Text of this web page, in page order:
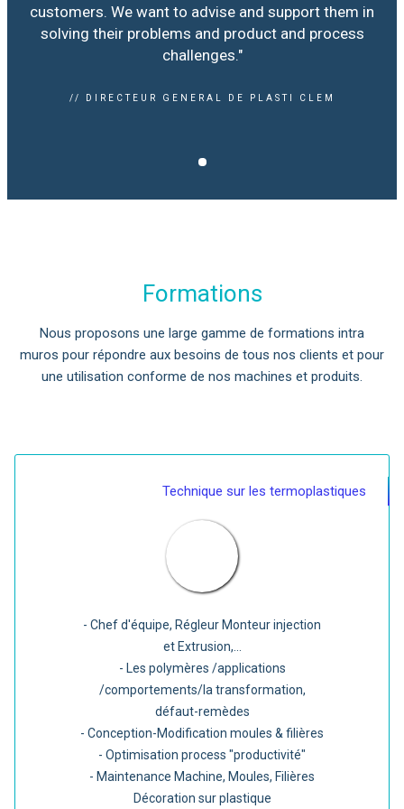
customers. We want to advise and support them in
solving their problems and product and process
challenges."
// DIRECTEUR GENERAL DE PLASTI CLEM
Formations
Nous proposons une large gamme de formations intra
muros pour répondre aux besoins de tous nos clients et pour
une utilisation conforme de nos machines et produits.
- Chef d'équipe, Régleur Monteur injection
et Extrusion,...
- Les polymères /applications
/comportements/la transformation,
défaut-remèdes
- Conception-Modification moules & filières
- Optimisation process "productivité"
- Maintenance Machine, Moules, Filières
Décoration sur plastique
Technique sur les termoplastiques